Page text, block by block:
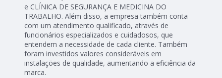
e CLÍNICA DE SEGURANÇA E MEDICINA DO
TRABALHO. Além disso, a empresa também conta
com um atendimento qualificado, através de
funcionários especializados e cuidadosos, que
entendem a necessidade de cada cliente. Também
foram investidos valores consideráveis em
instalações de qualidade, aumentando a eficiência da
marca.